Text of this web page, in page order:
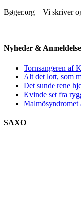
Bøger.org – Vi skriver
Nyheder &
Tornsangeren af
Alt det lort, som
Det sunde rene
Kvinde set fra
SAXO